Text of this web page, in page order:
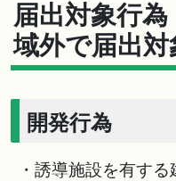
届出対象行
域外で届出対
開発行為
・誘導施設を有す